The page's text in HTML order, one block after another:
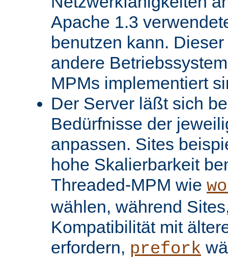
Apache 1.3
benutzen kann.
andere
MPMs implementiert
Der Server läßt sich
Bedürfnisse der
anpassen. Sites
hohe Skalierbarkeit
Threaded-MPM wie
wählen, während
Kompatibilität mit
erfordern, prefork